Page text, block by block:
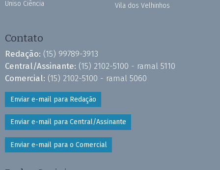
Uniso Ciência
Vila dos Velhinhos
Contato
Redação: (15) 99789-3913
Central/Assinante: (15) 2102-5100 - ramal 5110
Comercial: (15) 2102-5100 - ramal 5060
Enviar e-mail para Redação
Enviar e-mail para Central/Assinante
Enviar e-mail para o Comercial